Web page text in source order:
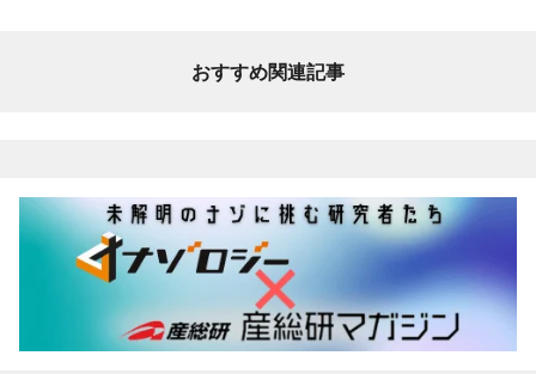
おすすめ関連記事